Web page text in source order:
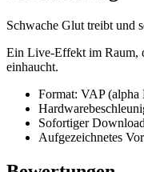
Schwache Glut treibt und
Ein Live-Effekt im Raum,
einhaucht.
Format: VAP
Sofortiger
Aufgezeichnetes